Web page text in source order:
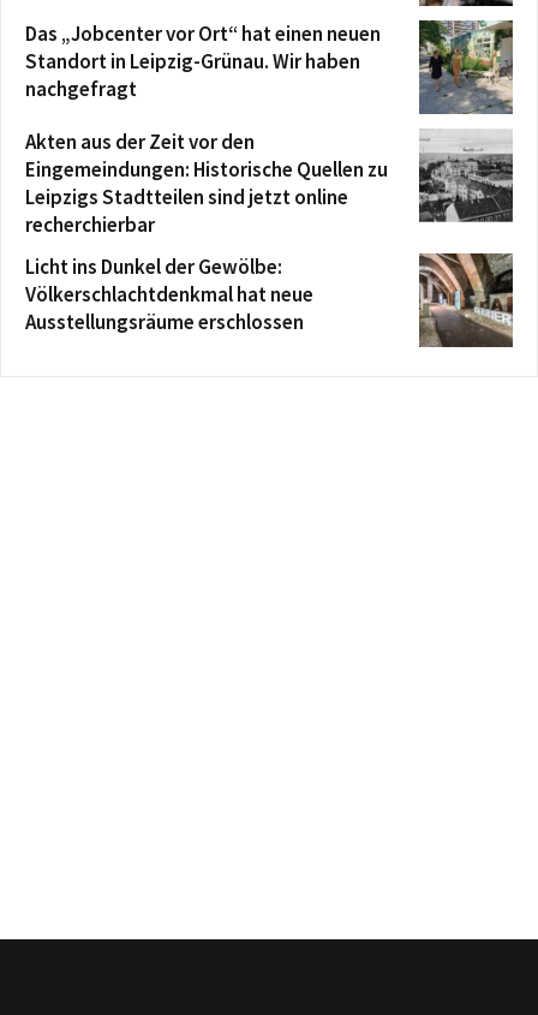
Das „Jobcenter vor Ort“ hat einen neuen
Standort in Leipzig-Grünau. Wir haben
nachgefragt
Akten aus der Zeit vor den
Eingemeindungen: Historische Quellen zu
Leipzigs Stadtteilen sind jetzt online
recherchierbar
Licht ins Dunkel der Gewölbe:
Völkerschlachtdenkmal hat neue
Ausstellungsräume erschlossen